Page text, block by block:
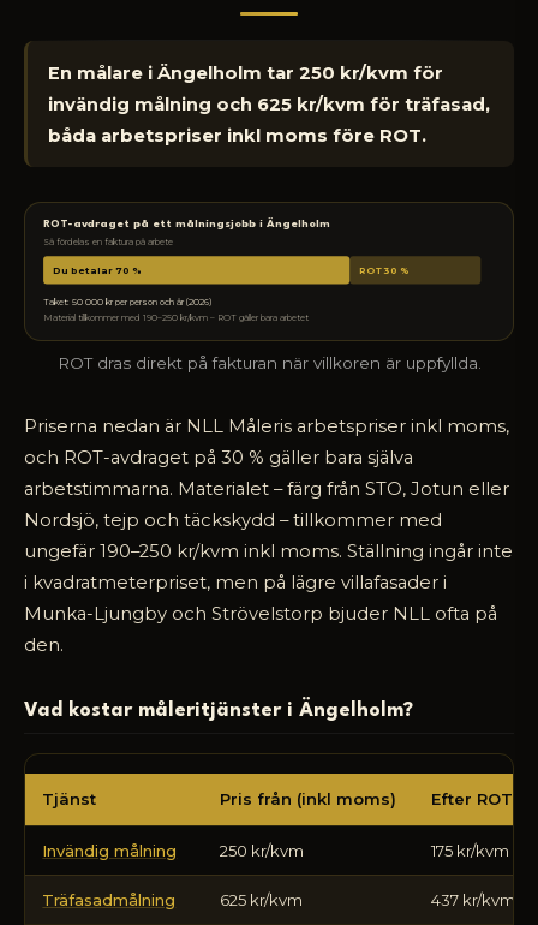
En målare i Ängelholm tar 250 kr/kvm för
invändig målning och 625 kr/kvm för träfasad,
båda arbetspriser inkl moms före ROT.
ROT-avdraget på ett målningsjobb i Ängelholm
Så fördelas en faktura på arbete
Du betalar 70 % ROT 30 %
Taket: 50 000 kr per person och år (2026)
Material tillkommer med 190–250 kr/kvm – ROT gäller bara arbetet
ROT dras direkt på fakturan när villkoren är uppfyllda.
Priserna nedan är NLL Måleris arbetspriser inkl moms,
och ROT-avdraget på 30 % gäller bara själva
arbetstimmarna. Materialet – färg från STO, Jotun eller
Nordsjö, tejp och täckskydd – tillkommer med
ungefär 190–250 kr/kvm inkl moms. Ställning ingår inte
i kvadratmeterpriset, men på lägre villafasader i
Munka-Ljungby och Strövelstorp bjuder NLL ofta på
den.
Vad kostar måleritjänster i Ängelholm?
Ängelholm
Tjänst Pris från (inkl moms) Efter ROT
Invändig målning 250 kr/kvm 175 kr/kvm
Träfasadmålning 625 kr/kvm 437 kr/kvm